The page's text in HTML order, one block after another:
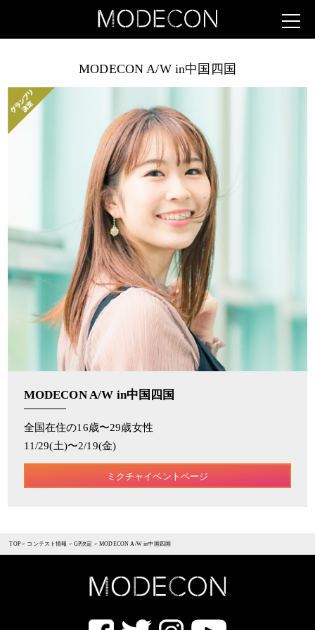
MODECON A/W in中国四国
MODECON A/W in中国四国
全国在住の16歳〜29歳女性
11/29(土)〜2/19(金)
ミクチャイベントページ
TOP> コンテスト情報 >GP決定 >MODECON A/W in中国四国